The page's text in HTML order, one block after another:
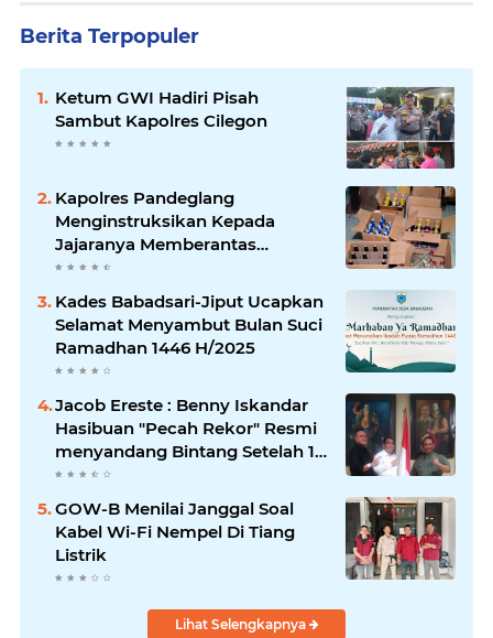
Berita Terpopuler
Ketum GWI Hadiri Pisah
Sambut Kapolres Cilegon
Kapolres Pandeglang
Menginstruksikan Kepada
Jajaranya Memberantas
Peredaran Miras
Kades Babadsari-Jiput Ucapkan
Selamat Menyambut Bulan Suci
Ramadhan 1446 H/2025
Jacob Ereste : Benny Iskandar
Hasibuan "Pecah Rekor" Resmi
menyandang Bintang Setelah 14
Tahun Ngejokrok Berpangjat
GOW-B Menilai Janggal Soal
Kabel Wi-Fi Nempel Di Tiang
Listrik
Lihat Selengkapnya